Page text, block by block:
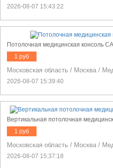
2026-08-07 15:43:22
Потолочная медицинская консоль
1 руб
Московская область / Москва /
2026-08-07 15:39:40
Вертикальная потолочная
1 руб
Московская область / Москва /
2026-08-07 15:37:18